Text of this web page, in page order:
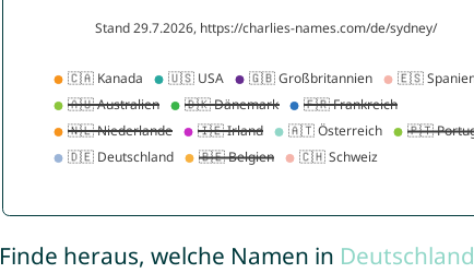
Finde heraus, welche Namen in Deutschland